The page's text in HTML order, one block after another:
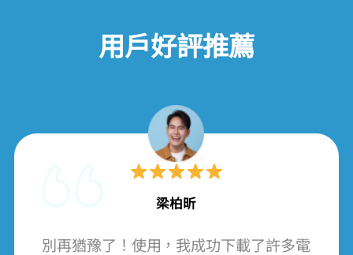
用戶好評推薦
梁柏昕
別再猶豫了！使用 VideoHunter Amazon Video Downloader，我成功下載了許多電